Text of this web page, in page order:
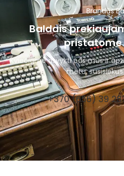
Brandūs
Baldais
pristatome
Kviečiame atvykti pas mus ir
metu,
+370 (656) 39